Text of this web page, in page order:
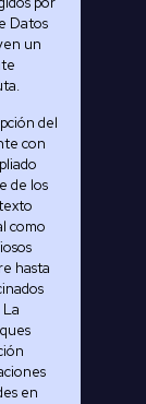
Datos
un
del
con
de los
como
hasta
en